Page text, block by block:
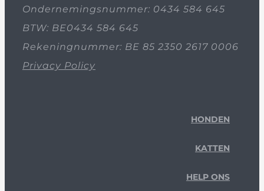
Ondernemingsnummer: 0434 584 645
BTW: BE0434 584 645
Rekeningnummer: BE 85 2350 2617 0006
Privacy Policy
HONDEN
KATTEN
HELP ONS